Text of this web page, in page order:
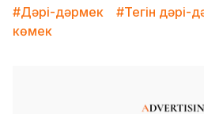
#Дәрі-дәрмек #Тегін дәрі-
көмек